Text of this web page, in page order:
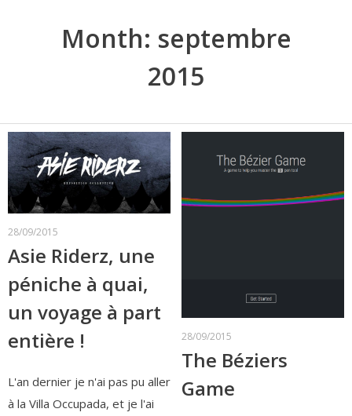
Month: septembre
2015
28/09/2015
Asie Riderz, une
péniche à quai,
un voyage à part
entière !
L'an dernier je n'ai pas pu aller
à la Villa Occupada, et je l'ai
28/09/2015
The Béziers
Game